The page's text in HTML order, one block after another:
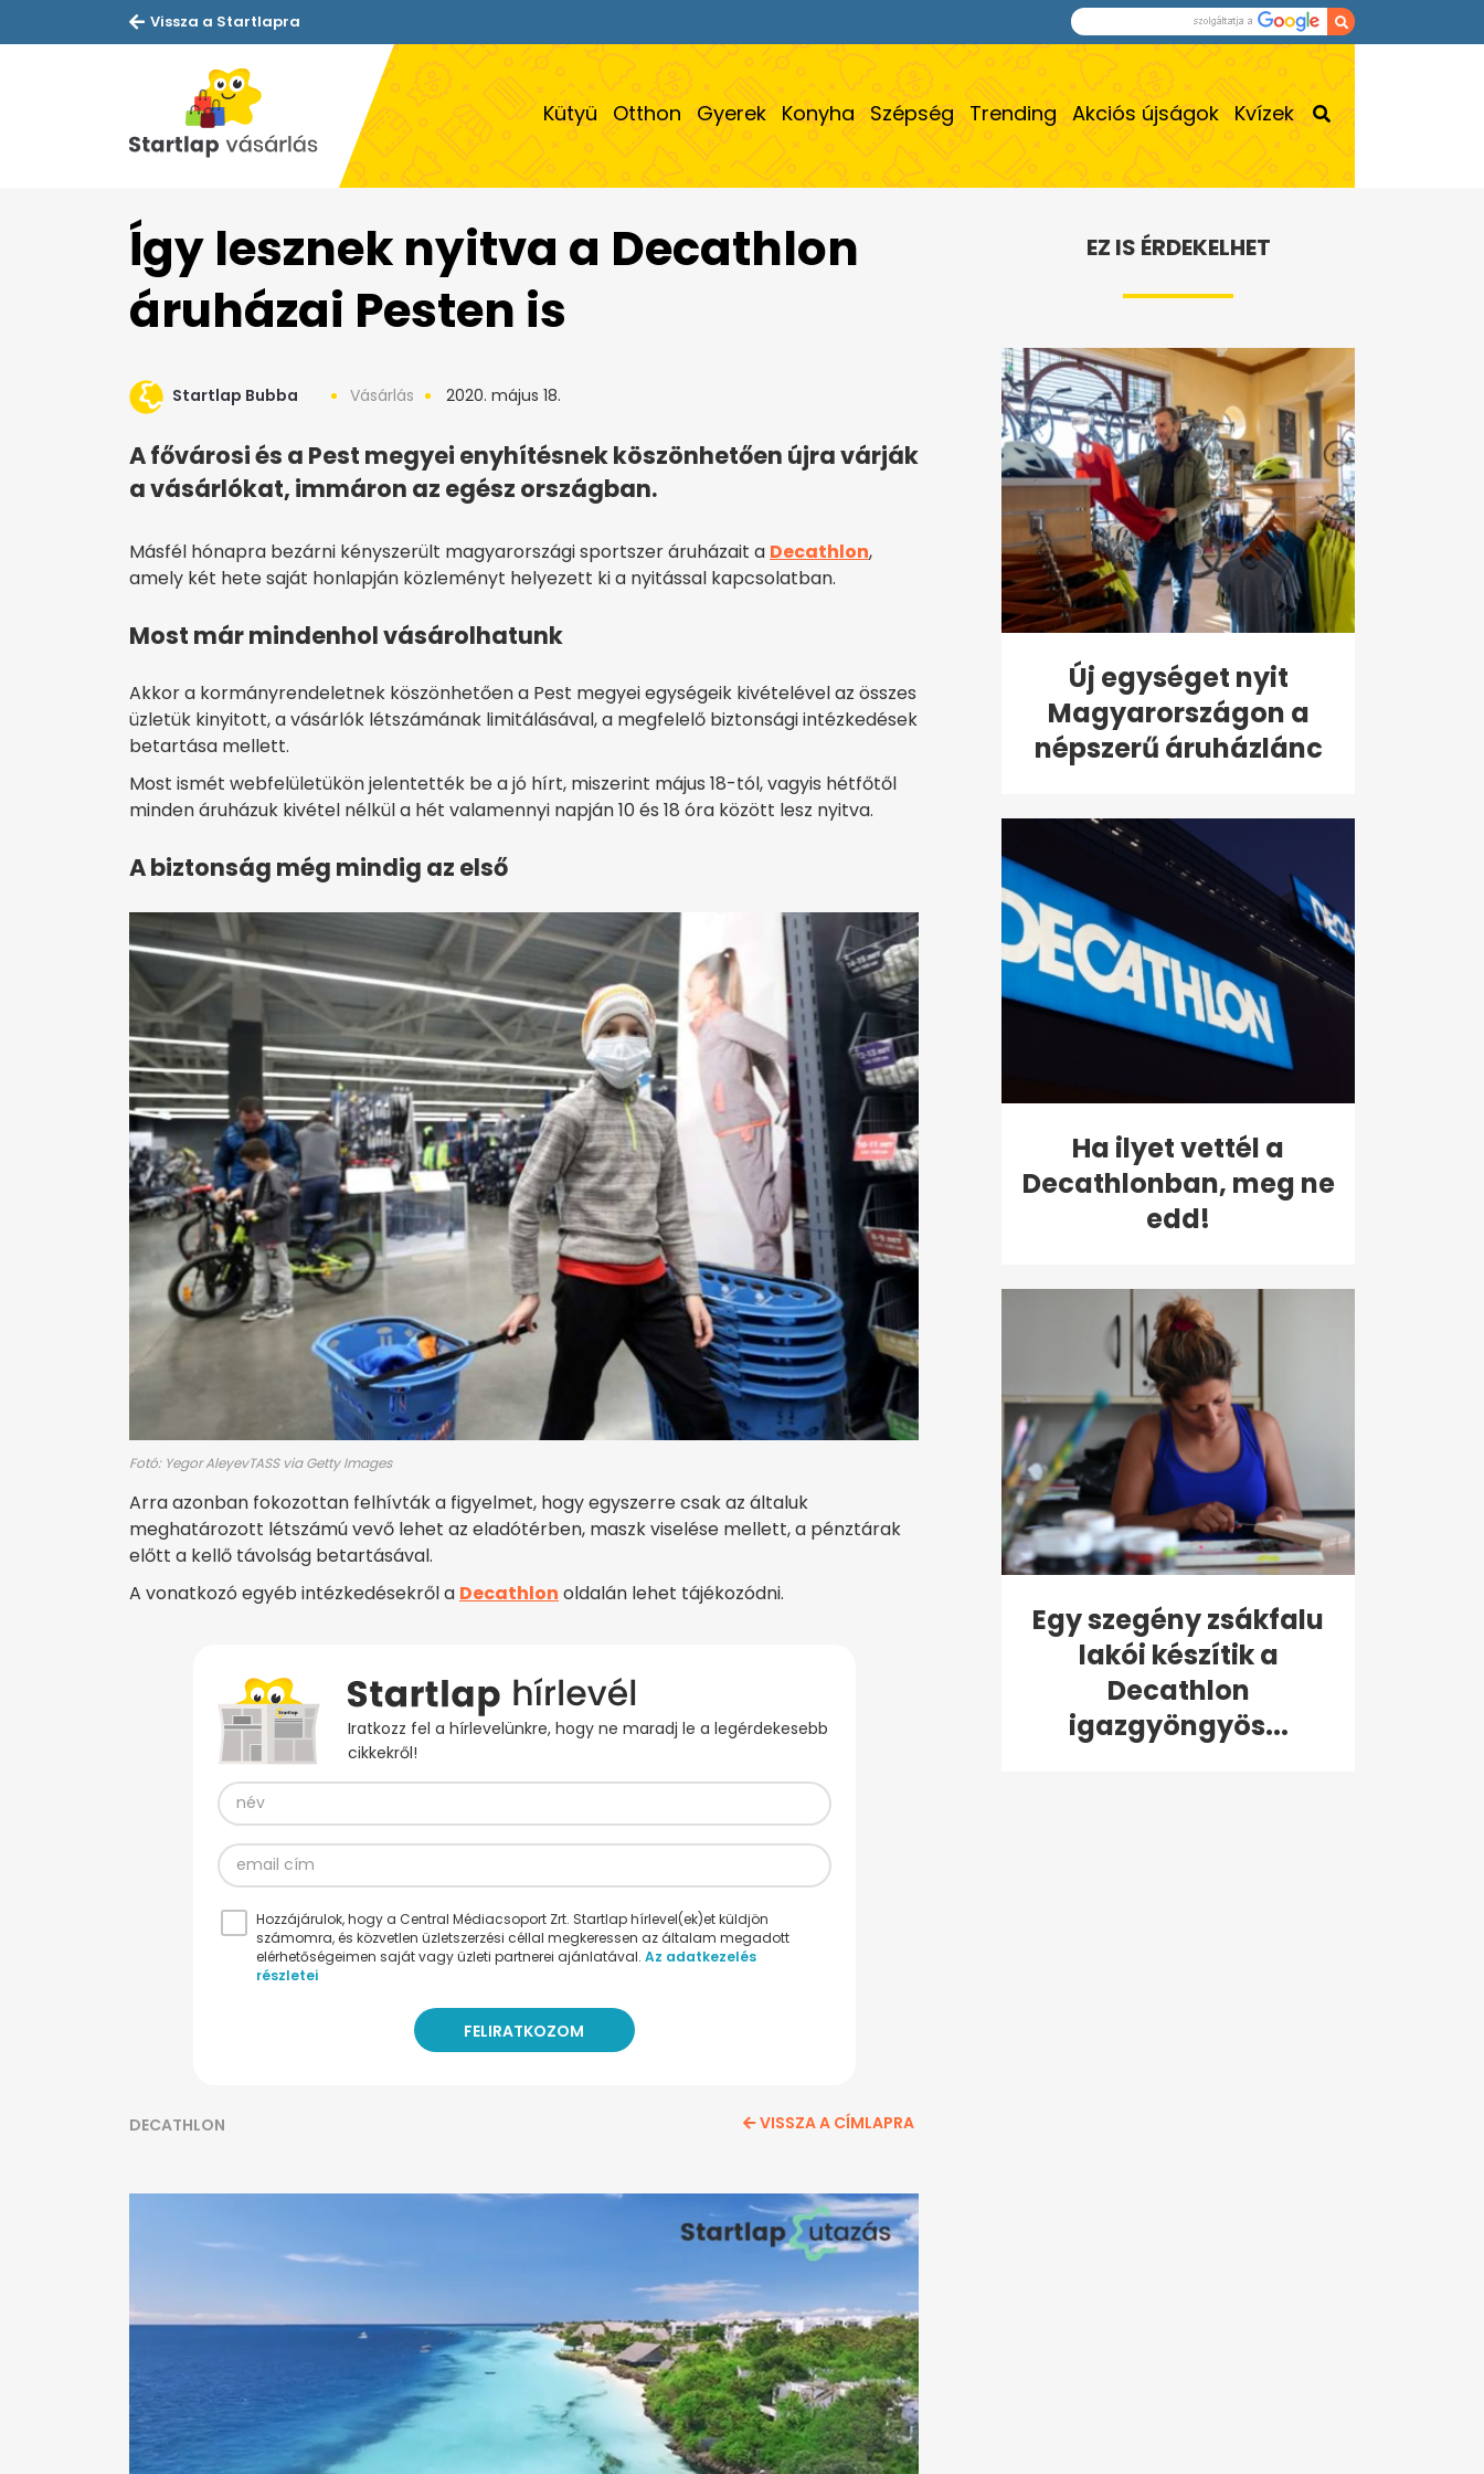
Vissza a Startlapra
Kütyü Otthon Gyerek Konyha Szépség Trending Akciós újságok Kvízek
Így lesznek nyitva a Decathlon
áruházai Pesten is
Startlap Bubba Vásárlás 2020. május 18.
A fővárosi és a Pest megyei enyhítésnek köszönhetően újra várják
a vásárlókat, immáron az egész országban.
Másfél hónapra bezárni kényszerült magyarországi sportszer áruházait a Decathlon,
amely két hete saját honlapján közleményt helyezett ki a nyitással kapcsolatban.
Most már mindenhol vásárolhatunk
Akkor a kormányrendeletnek köszönhetően a Pest megyei egységeik kivételével az összes
üzletük kinyitott, a vásárlók létszámának limitálásával, a megfelelő biztonsági intézkedések
betartása mellett.
Most ismét webfelületükön jelentették be a jó hírt, miszerint május 18-tól, vagyis hétfőtől
minden áruházuk kivétel nélkül a hét valamennyi napján 10 és 18 óra között lesz nyitva.
A biztonság még mindig az első
Fotó: Yegor AleyevTASS via Getty Images
Arra azonban fokozottan felhívták a figyelmet, hogy egyszerre csak az általuk
meghatározott létszámú vevő lehet az eladótérben, maszk viselése mellett, a pénztárak
előtt a kellő távolság betartásával.
A vonatkozó egyéb intézkedésekről a Decathlon oldalán lehet tájékozódni.
Iratkozz fel a hírlevelünkre, hogy ne maradj le a legérdekesebb
cikkekről!
Hozzájárulok, hogy a Central Médiacsoport Zrt. Startlap hírlevel(ek)et küldjön
számomra, és közvetlen üzletszerzési céllal megkeressen az általam megadott
elérhetőségeimen saját vagy üzleti partnerei ajánlatával. Az adatkezelés
részletei
DECATHLON VISSZA A CÍMLAPRA
EZ IS ÉRDEKELHET
Új egységet nyit
Magyarországon a
népszerű áruházlánc
Ha ilyet vettél a
Decathlonban, meg ne
edd!
Egy szegény zsákfalu
lakói készítik a
Decathlon
igazgyöngyös...